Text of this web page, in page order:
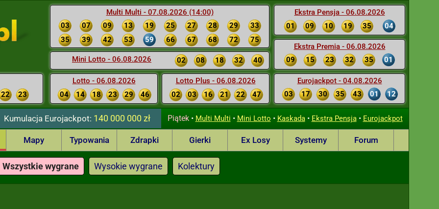
Multi Multi - 07.08.2026 (14:00)
03
07 09 13 19 25 27 28 29
33
35
39 42 53 59 66 67 68 72 75
Mini Lotto - 06.08.2026 02 08 18 32 40
Lotto - 06.08.2026
04
14 18 23 29 46
Lotto Plus - 06.08.2026
02
03 16 21 22 47
Ekstra Pensja - 06.08.2026
01
09 10 19 35 04
Ekstra Premia - 06.08.2026
09
15 23 32 35 01
Eurojackpot - 04.08.2026
03
17 30 35 43 01 12
22 23
KumulacjaEurojackpot: 140 000 000 zł Piątek• Multi Multi • Mini Lotto • Kaskada• Ekstra Pensja• Eurojackpot
Mapy Typowania Zdrapki Gierki Ex Losy Systemy Forum
Wszystkie wygrane Wysokie wygrane Kolektury